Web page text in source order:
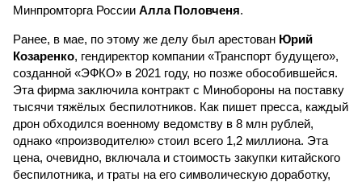
Минпромторга России Алла Половченя.
Ранее, в мае, по этому же делу был арестован Юрий
Козаренко, гендиректор компании «Транспорт будущего»,
созданной «ЭФКО» в 2021 году, но позже обособившейся.
Эта фирма заключила контракт с Минобороны на поставку
тысячи тяжёлых беспилотников. Как пишет пресса, каждый
дрон обходился военному ведомству в 8 млн рублей,
однако «производителю» стоил всего 1,2 миллиона. Эта
цена, очевидно, включала и стоимость закупки китайского
беспилотника, и траты на его символическую доработку,